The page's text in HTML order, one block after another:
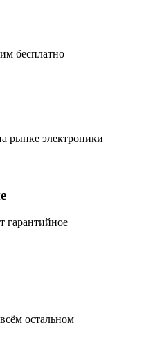
бесплатно
рынке электроники
гарантийное
остальном